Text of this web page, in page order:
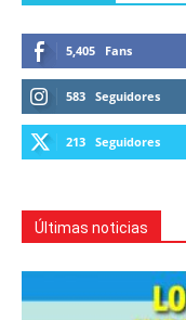
5,405 Fans
583 Seguidores
213 Seguidores
Últimas noticias